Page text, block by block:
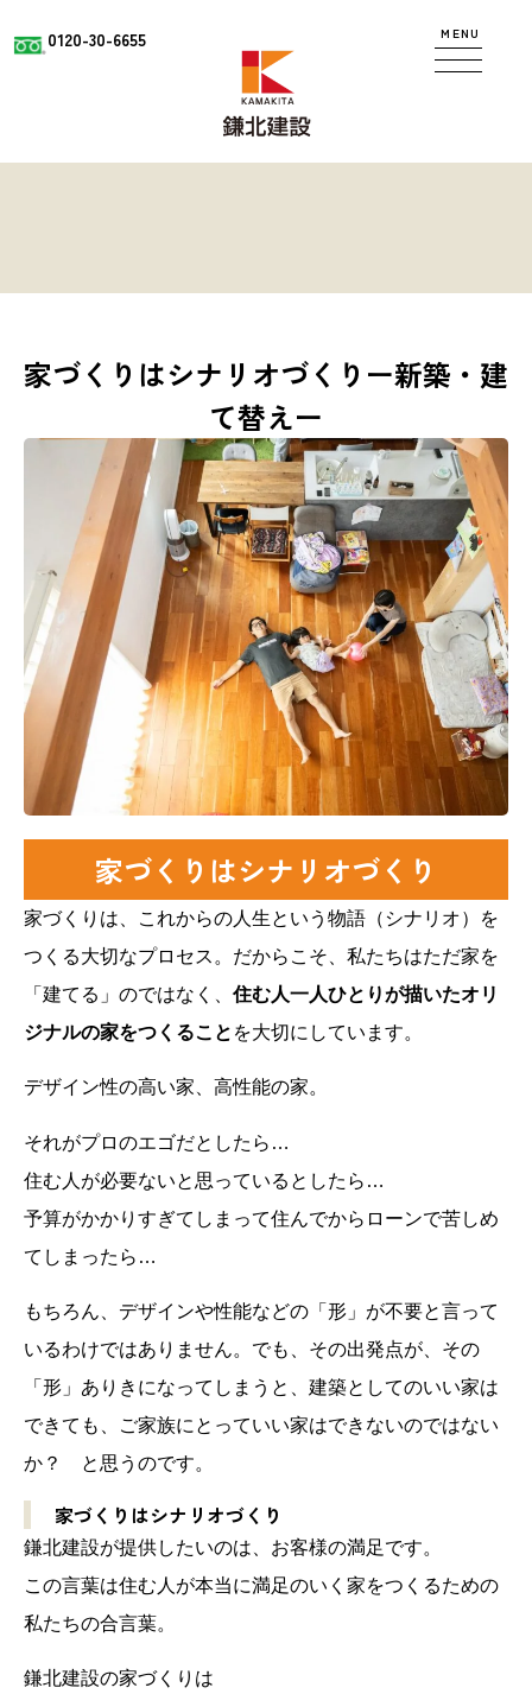
0120-30-6655 MENU
家づくりはシナリオづくりー新築・建
て替えー
家づくりはシナリオづくり
家づくりは、これからの人生という物語（シナリオ）を
つくる大切なプロセス。だからこそ、私たちはただ家を
「建てる」のではなく、 住む人一人ひとりが描いたオリ
ジナルの家をつくること を大切にしています。
デザイン性の高い家、高性能の家。
それがプロのエゴだとしたら…
住む人が必要ないと思っているとしたら…
予算がかかりすぎてしまって住んでからローンで苦しめ
てしまったら…
もちろん、デザインや性能などの「形」が不要と言って
いるわけではありません。でも、その出発点が、その
「形」ありきになってしまうと、建築としてのいい家は
できても、ご家族にとっていい家はできないのではない
か？ と思うのです。
家づくりはシナリオづくり
鎌北建設が提供したいのは、お客様の満足です。
この言葉は住む人が本当に満足のいく家をつくるための
私たちの合言葉。
鎌北建設の家づくりは